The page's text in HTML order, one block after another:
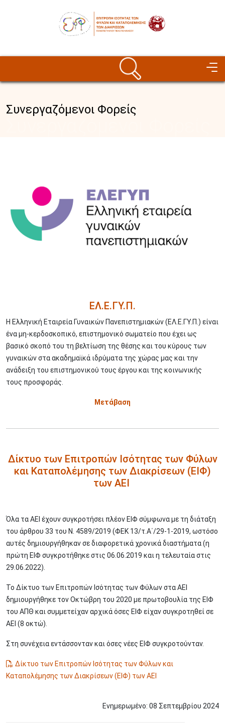
Image
Συνεργαζόμενοι Φορείς
ΕΛ.Ε.ΓΥ.Π.
Η Ελληνική Εταιρεία Γυναικών Πανεπιστημιακών (ΕΛ.Ε.ΓΥ.Π.) είναι
ένα μη-κερδοσκοπικό, επιστημονικό σωματείο που έχει ως
βασικό σκοπό του τη βελτίωση της θέσης και του κύρους των
γυναικών στα ακαδημαϊκά ιδρύματα της χώρας μας και την
ανάδειξη του επιστημονικού τους έργου και της κοινωνικής
τους προσφοράς.
Μετάβαση
Δίκτυο των Επιτροπών Ισότητας των Φύλων
και Καταπολέμησης των Διακρίσεων (ΕΙΦ)
των ΑΕΙ
Όλα τα ΑΕΙ έχουν συγκροτήσει πλέον ΕΙΦ σύμφωνα με τη διάταξη
του άρθρου 33 του Ν. 4589/2019 (ΦΕΚ 13/τ.Α΄/29-1-2019, ωστόσο
αυτές δημιουργήθηκαν σε διαφορετικά χρονικά διαστήματα (η
πρώτη ΕΙΦ συγκροτήθηκε στις 06.06.2019 και η τελευταία στις
29.06.2022).
Το Δίκτυο των Επιτροπών Ισότητας των Φύλων στα ΑΕΙ
δημιουργήθηκε τον Οκτώβρη του 2020 με πρωτοβουλία της ΕΙΦ
του ΑΠΘ και συμμετείχαν αρχικά όσες ΕΙΦ είχαν συγκροτηθεί σε
ΑΕΙ (8 οκτώ).
Στη συνέχεια εντάσσονταν και όσες νέες ΕΙΦ συγκροτούνταν.
Δίκτυο των Επιτροπών Ισότητας των Φύλων και
Καταπολέμησης των Διακρίσεων (ΕΙΦ) των ΑΕΙ
Ενημερωμένο: 08 Σεπτεμβρίου 2024